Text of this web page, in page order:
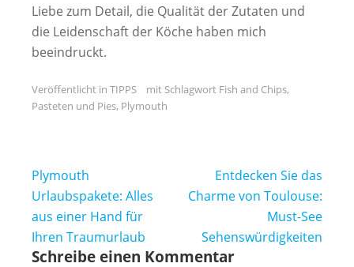
Liebe zum Detail, die Qualität der Zutaten und
die Leidenschaft der Köche haben mich
beeindruckt.
Veröffentlicht in TIPPS mit Schlagwort Fish and Chips,
Pasteten und Pies, Plymouth
Beitragsnavigation
Plymouth
Urlaubspakete: Alles
aus einer Hand für
Ihren Traumurlaub
Entdecken Sie das
Charme von Toulouse:
Must-See
Sehenswürdigkeiten
Schreibe einen Kommentar